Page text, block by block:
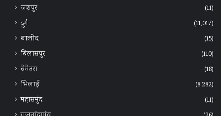
जशपुर
(11)
दुर्ग
(11,017)
बालोद
(15)
बिलासपुर
(110)
बेमेतरा
(18)
भिलाई
(8,282)
महासमुंद
(11)